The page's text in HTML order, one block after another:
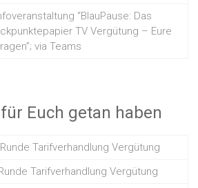
“BlauPause: Das
TV Vergütung – Eure
via Teams
Euch getan haben
Tarifverhandlung Vergütung
Tarifverhandlung Vergütung